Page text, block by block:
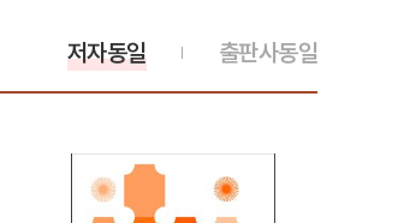
출판사동일
저자동일